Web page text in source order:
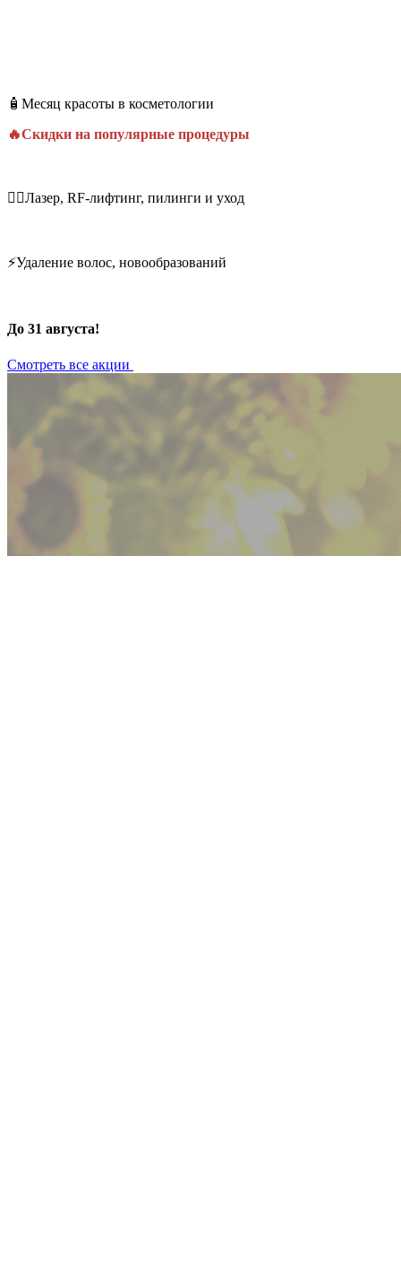
🧴Месяц красоты в косметологии
🔥Скидки на популярные процедуры
💆‍♀️Лазер, RF-лифтинг, пилинги и уход
⚡Удаление волос, новообразований
До 31 августа!
Смотреть все акции